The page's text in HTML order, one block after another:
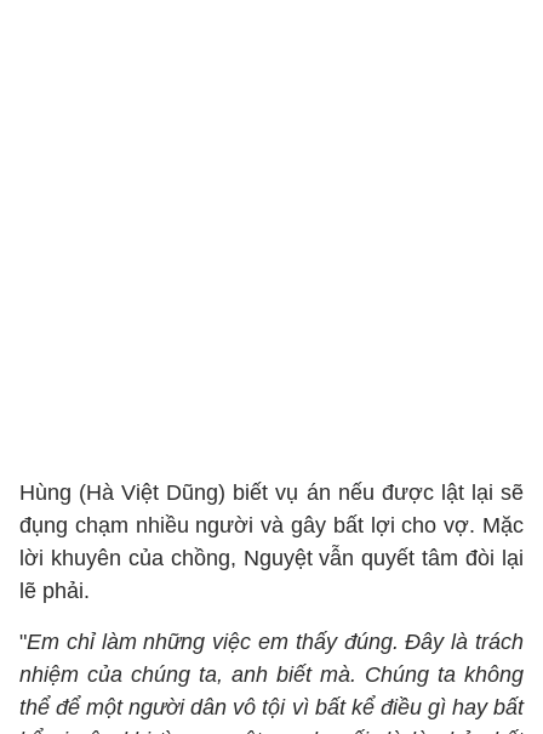
Hùng (Hà Việt Dũng) biết vụ án nếu được lật lại sẽ
đụng chạm nhiều người và gây bất lợi cho vợ. Mặc
lời khuyên của chồng, Nguyệt vẫn quyết tâm đòi lại
lẽ phải.
"Em chỉ làm những việc em thấy đúng. Đây là trách
nhiệm của chúng ta, anh biết mà. Chúng ta không
thể để một người dân vô tội vì bất kể điều gì hay bất